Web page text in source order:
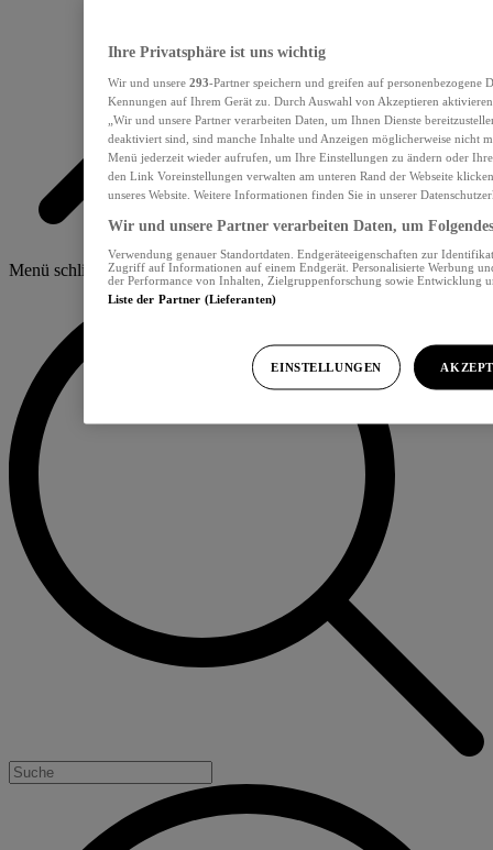
Menü schliessen
Ihre Privatsphäre ist uns wichtig
Wir und unsere 293-Partner speichern und greifen auf personenbezogene
Kennungen auf Ihrem Gerät zu. Durch Auswahl von Akzeptieren
„Wir und unsere Partner verarbeiten Daten, um Ihnen Dienste
deaktiviert sind, sind manche Inhalte und Anzeigen möglicherweise nicht
Menü jederzeit wieder aufrufen, um Ihre Einstellungen zu ändern oder
den Link Voreinstellungen verwalten am unteren Rand der Webseite
unseres Website. Weitere Informationen finden Sie in unserer
Wir und unsere Partner verarbeiten Daten, um
Verwendung genauer Standortdaten. Endgeräteeigenschaften zur
Zugriff auf Informationen auf einem Endgerät. Personalisierte Werbung
der Performance von Inhalten, Zielgruppenforschung sowie Entwicklung
Liste der Partner (Lieferanten)
EINSTELLUNGEN